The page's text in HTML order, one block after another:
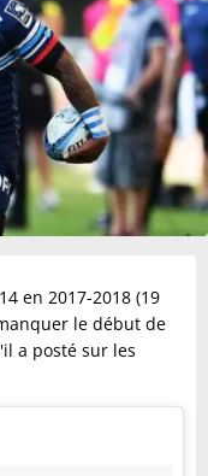
en 2017-2018 (19
le début de
a posté sur les